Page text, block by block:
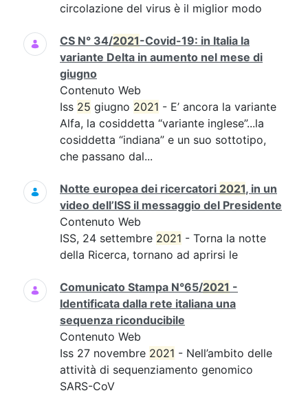
circolazione del virus è il miglior modo
CS N° 34/2021-Covid-19: in Italia la
variante Delta in aumento nel mese di
giugno
Contenuto Web
Iss 25 giugno 2021 - E’ ancora la variante
Alfa, la cosiddetta “variante inglese”...la
cosiddetta “indiana” e un suo sottotipo,
che passano dal...
Notte europea dei ricercatori 2021, in un
video dell’ISS il messaggio del Presidente
Contenuto Web
ISS, 24 settembre 2021 - Torna la notte
della Ricerca, tornano ad aprirsi le
Comunicato Stampa N°65/2021 -
Identificata dalla rete italiana una
sequenza riconducibile
Contenuto Web
Iss 27 novembre 2021 - Nell’ambito delle
attività di sequenziamento genomico
SARS-CoV